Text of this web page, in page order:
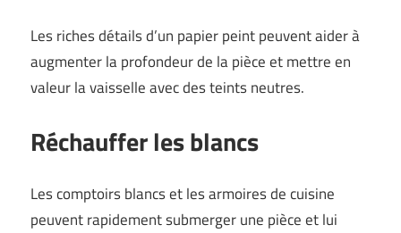
Les riches détails d’un papier peint peuvent aider à
augmenter la profondeur de la pièce et mettre en
valeur la vaisselle avec des teints neutres.
Réchauffer les blancs
Les comptoirs blancs et les armoires de cuisine
peuvent rapidement submerger une pièce et lui